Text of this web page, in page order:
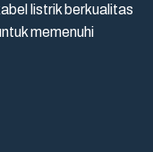
listrik berkualitas
memenuhi